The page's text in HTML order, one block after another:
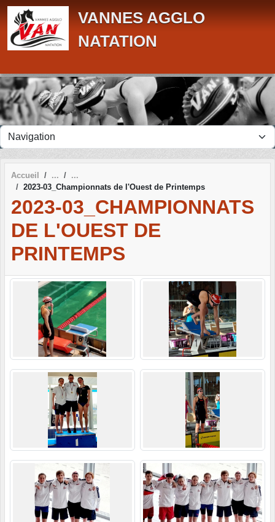
VANNES AGGLO
NATATION
Accueil
2023-03_Championnats de l'Ouest de Printemps
2023-03_CHAMPIONNATS
DE L'OUEST DE
PRINTEMPS
Panneau de gestion des cookies